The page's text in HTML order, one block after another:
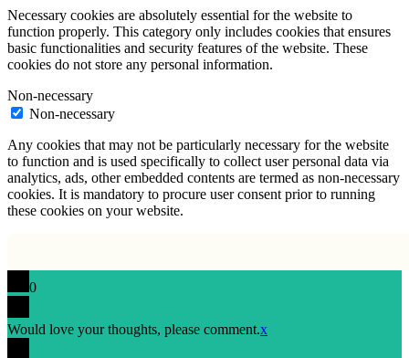
Necessary cookies are absolutely essential for the website to
function properly. This category only includes cookies that ensures
basic functionalities and security features of the website. These
cookies do not store any personal information.
Non-necessary
Non-necessary
Any cookies that may not be particularly necessary for the website
to function and is used specifically to collect user personal data via
analytics, ads, other embedded contents are termed as non-necessary
cookies. It is mandatory to procure user consent prior to running
these cookies on your website.
0
Would love your thoughts, please comment.x